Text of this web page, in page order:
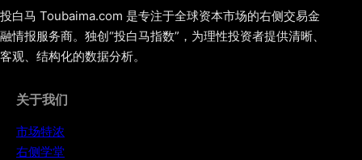
投白马 Toubaima.com 是专注于全球资本市场的右侧交易金
融情报服务商。独创“投白马指数”，为理性投资者提供清晰、
客观、结构化的数据分析。
关于我们
市场特浓
右侧学堂